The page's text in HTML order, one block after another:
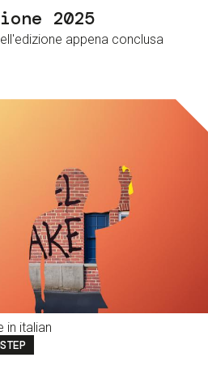
2025
appena conclusa
in italian